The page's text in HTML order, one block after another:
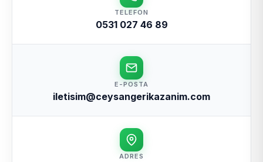
TELEFON
0531 027 46 89
E-POSTA
iletisim@ceysangerikazanim.com
ADRES